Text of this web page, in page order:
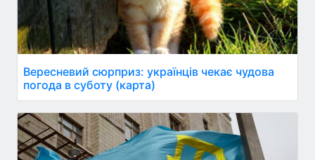
Вересневий сюрприз: українців чекає чудова
погода в суботу (карта)